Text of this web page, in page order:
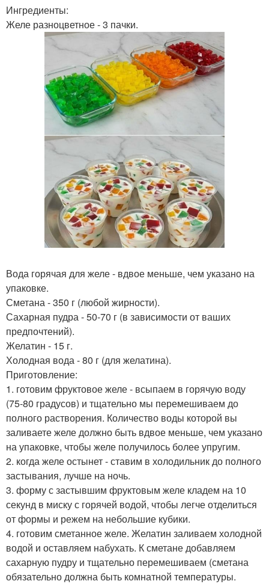
Ингредиенты:
Желе разноцветное - 3 пачки.
Вода горячая для желе - вдвое меньше, чем указано на
упаковке.
Сметана - 350 г (любой жирности).
Сахарная пудра - 50-70 г (в зависимости от ваших
предпочтений).
Желатин - 15 г.
Холодная вода - 80 г (для желатина).
Приготовление:
1. готовим фруктовое желе - всыпаем в горячую воду
(75-80 градусов) и тщательно мы перемешиваем до
полного растворения. Количество воды которой вы
заливаете желе должно быть вдвое меньше, чем указано
на упаковке, чтобы желе получилось более упругим.
2. когда желе остынет - ставим в холодильник до полного
застывания, лучше на ночь.
3. форму с застывшим фруктовым желе кладем на 10
секунд в миску с горячей водой, чтобы легче отделиться
от формы и режем на небольшие кубики.
4. готовим сметанное желе. Желатин заливаем холодной
водой и оставляем набухать. К сметане добавляем
сахарную пудру и тщательно перемешиваем (сметана
обязательно должна быть комнатной температуры.